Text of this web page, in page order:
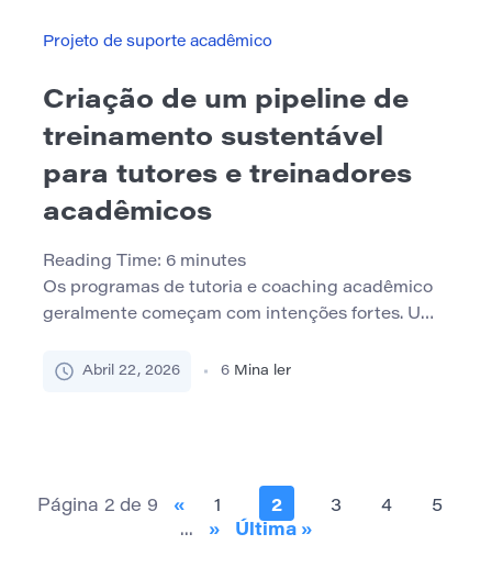
persistência é importante. Os alunos precisam
Projeto de suporte acadêmico
Criação de um pipeline de
treinamento sustentável
para tutores e treinadores
acadêmicos
Reading Time: 6 minutes
Os programas de tutoria e coaching acadêmico
geralmente começam com intenções fortes. Uma
ao aluno, recruta alguns líderes de pares capazes
Abril 22, 2026 6 Mina ler
Página 2 de 9 « 1 2 3 4
5
...
» Última »